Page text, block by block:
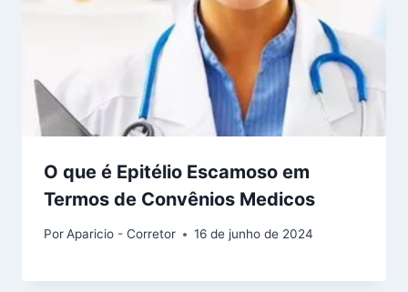
O que é Epitélio Escamoso em
Termos de Convênios Medicos
PorAparicio - Corretor 16 de junho de 2024